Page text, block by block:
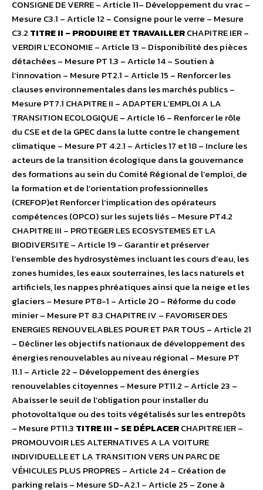
CONSIGNE DE VERRE – Article 11– Développement du vrac –
Mesure C3.1 – Article 12 – Consigne pour le verre – Mesure
C3.2 TITRE II – PRODUIRE ET TRAVAILLERCHAPITRE IER –
VERDIR L’ECONOMIE – Article 13 – Disponibilité des pièces
détachées – Mesure PT 1.3 – Article 14 – Soutien à
l’innovation – Mesure PT2.1 – Article 15 – Renforcer les
clauses environnementales dans les marchés publics –
Mesure PT7.1 CHAPITRE II – ADAPTER L’EMPLOI A LA
TRANSITION ECOLOGIQUE – Article 16 – Renforcer le rôle
du CSE et de la GPEC dans la lutte contre le changement
climatique – Mesure PT 4.2.1 – Articles 17 et 18 – Inclure les
acteurs de la transition écologique dans la gouvernance
des formations au sein du Comité Régional de l’emploi, de
la formation et de l’orientation professionnelles
(CREFOP)et Renforcer l’implication des opérateurs
compétences (OPCO) sur les sujets liés – Mesure PT4.2
CHAPITRE III – PROTEGER LES ECOSYSTEMES ET LA
BIODIVERSITE – Article 19 – Garantir et préserver
l’ensemble des hydrosystèmes incluant les cours d’eau, les
zones humides, les eaux souterraines, les lacs naturels et
artificiels, les nappes phréatiques ainsi que la neige et les
glaciers – Mesure PT8-1 – Article 20 – Réforme du code
minier – Mesure PT 8.3 CHAPITRE IV – FAVORISER DES
ENERGIES RENOUVELABLES POUR ET PAR TOUS – Article 21
– Décliner les objectifs nationaux de développement des
énergies renouvelables au niveau régional – Mesure PT
11.1 – Article 22 – Développement des énergies
renouvelables citoyennes – Mesure PT11.2 – Article 23 –
Abaisser le seuil de l’obligation pour installer du
photovoltaïque ou des toits végétalisés sur les entrepôts
– Mesure PT11.3 TITRE III – SE DÉPLACERCHAPITRE IER –
PROMOUVOIR LES ALTERNATIVES A LA VOITURE
INDIVIDUELLE ET LA TRANSITION VERS UN PARC DE
VÉHICULES PLUS PROPRES – Article 24 – Création de
parking relais – Mesure SD-A2.1 – Article 25 – Zone à